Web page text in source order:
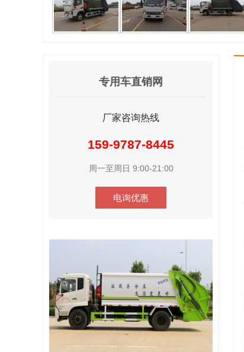
专用车直销网
厂家咨询热线
159-9787-8445
周一至周日 9:00-21:00
电询优惠